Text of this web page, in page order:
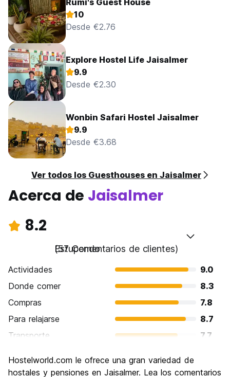
Rumi's Guest House
10
Desde €2.76
Explore Hostel Life Jaisalmer
9.9
Desde €2.30
Wonbin Safari Hostel Jaisalmer
9.9
Desde €3.68
Ver todos los Guesthouses en Jaisalmer
Acerca de Jaisalmer
8.2
Estupendo
(57 Comentarios de clientes)
Actividades
9.0
Donde comer
8.3
Compras
7.8
Para relajarse
8.7
Transporte
7.7
Cultura
9.1
Hostelworld.com le ofrece una gran variedad de
hostales y pensiones en Jaisalmer. Lea los comentarios